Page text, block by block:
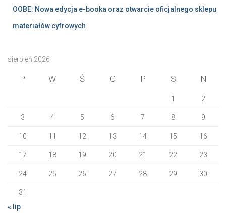
OOBE: Nowa edycja e-booka oraz otwarcie oficjalnego sklepu
materiałów cyfrowych
sierpień 2026
P W Ś C P S N
1 2
3 4 5 6 7 8 9
10 11 12 13 14 15 16
17 18 19 20 21 22 23
24 25 26 27 28 29 30
31
« lip